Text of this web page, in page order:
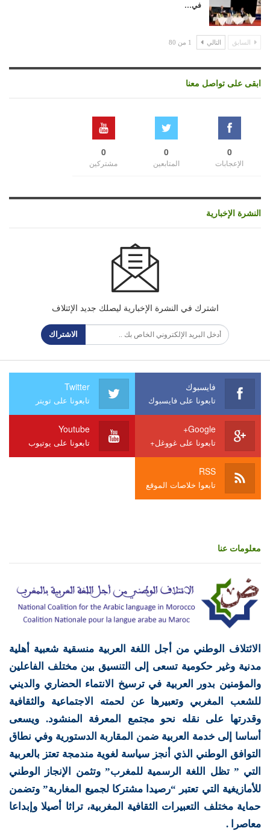
في…
السابق التالي 1 من 80
ابقى على تواصل معنا
0
الإعجابات
0
المتابعين
0
مشتركين
النشرة الإخبارية
اشترك في النشرة الإخبارية ليصلك جديد الإئتلاف
الاشتراك
فايسبوك
تابعونا على فايسبوك
Twitter
تابعونا على تويتر
Google+
تابعونا على غووغل+
Youtube
تابعونا على يوتيوب
RSS
تابعوا خلاصات الموقع
معلومات عنا
الائتلاف الوطني من أجل اللغة العربية منسقية شعبية أهلية
مدنية وغير حكومية تسعى إلى التنسيق بين مختلف الفاعلين
والمؤمنين بدور العربية في ترسيخ الانتماء الحضاري والديني
للشعب المغربي وتعبيرها عن لحمته الاجتماعية والثقافية
وقدرتها على نقله نحو مجتمع المعرفة المنشود. ويسعى
أساسا إلى خدمة العربية ضمن المقاربة الدستورية وفي نطاق
التوافق الوطني الذي أنجز سياسة لغوية مندمجة تعتز بالعربية
التي ” تظل اللغة الرسمية للمغرب” وتثمن الإنجاز الوطني
للأمازيغية التي تعتبر “رصيدا مشتركا لجميع المغاربة” وتضمن
حماية مختلف التعبيرات الثقافية المغربية، تراثا أصيلا وإبداعا
معاصرا .